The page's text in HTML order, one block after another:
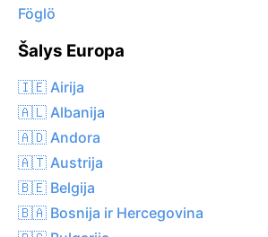
Föglö
Šalys Europa
🇮🇪 Airija
🇦🇱 Albanija
🇦🇩 Andora
🇦🇹 Austrija
🇧🇪 Belgija
🇧🇦 Bosnija ir Hercegovina